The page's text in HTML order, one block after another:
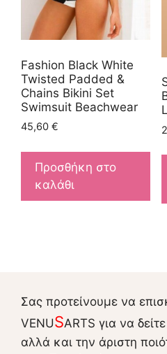
Fashion Black White
Twisted Padded &
Chains Bikini Set
Swimsuit Beachwear
45,60 €
Προσθήκη στο
καλάθι
Σας προτείνουμε να
VENUSARTS για να
αλλά και την άριστη